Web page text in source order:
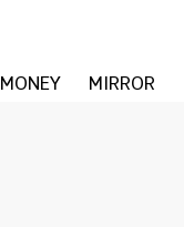
MONEY MIRROR